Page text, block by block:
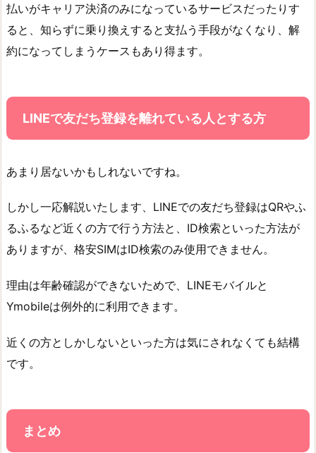
払いがキャリア決済のみになっているサービスだったりす
ると、知らずに乗り換えすると支払う手段がなくなり、解
約になってしまうケースもあり得ます。
LINEで友だち登録を離れている人とする方
あまり居ないかもしれないですね。
しかし一応解説いたします、LINEでの友だち登録はQRやふ
るふるなど近くの方で行う方法と、ID検索といった方法が
ありますが、格安SIMはID検索のみ使用できません。
理由は年齢確認ができないためで、LINEモバイルと
Ymobileは例外的に利用できます。
近くの方としかしないといった方は気にされなくても結構
です。
まとめ